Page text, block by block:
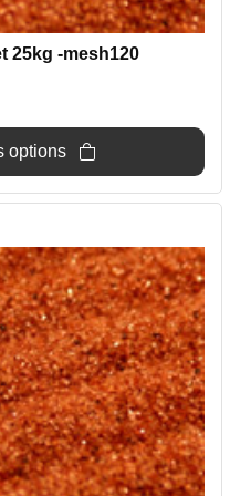
25kg -mesh120
options